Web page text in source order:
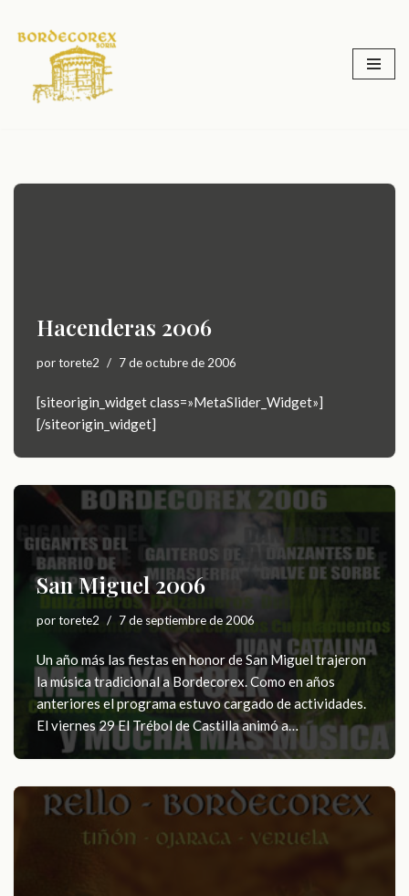
contenido
Hacenderas 2006
portorete2 7 de octubre de 2006
[siteorigin_widget class=»MetaSlider_Widget»]
[/siteorigin_widget]
San Miguel 2006
portorete2 7 de septiembre de 2006
Un año más las fiestas en honor de San Miguel trajeron
la música tradicional a Bordecorex. Como en años
anteriores el programa estuvo cargado de actividades.
El viernes 29 El Trébol de Castilla animó a…